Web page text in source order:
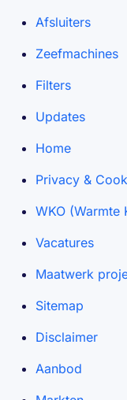
Afsluiters
Zeefmachines
Filters
Updates
Home
Privacy &
WKO (Warmte
Vacatures
Maatwerk
Sitemap
Disclaimer
Aanbod